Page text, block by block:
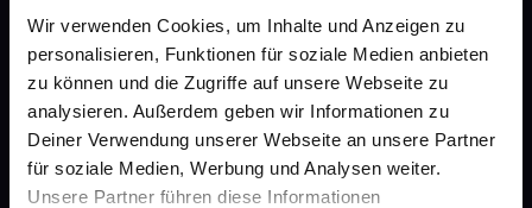
Wir verwenden Cookies, um Inhalte und Anzeigen zu
personalisieren, Funktionen für soziale Medien anbieten
zu können und die Zugriffe auf unsere Webseite zu
analysieren. Außerdem geben wir Informationen zu
Deiner Verwendung unserer Webseite an unsere Partner
für soziale Medien, Werbung und Analysen weiter.
Unsere Partner führen diese Informationen
gesund.de
Über uns
Karriere